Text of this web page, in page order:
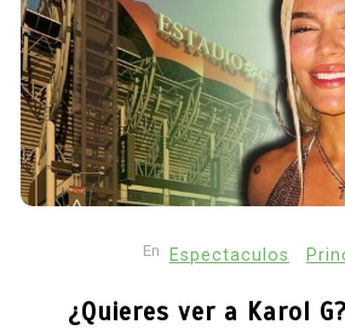
En Espectaculos
¿Quieres ver a Karol